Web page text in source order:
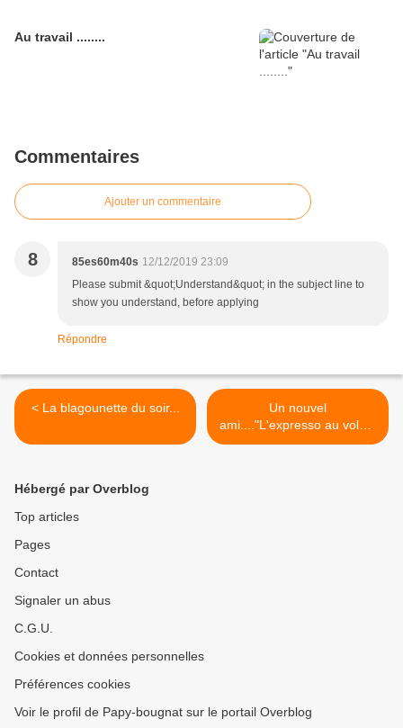
Au travail ........
Commentaires
Ajouter un commentaire
8 85es60m40s 12/12/2019 23:09
Please submit &quot;Understand&quot; in the subject line to
show you understand, before applying
Répondre
< La blagounette du soir...
Un nouvel
ami...."L'expresso au volant
" >
Hébergé par Overblog
Top articles
Pages
Contact
Signaler un abus
C.G.U.
Cookies et données personnelles
Préférences cookies
Voir le profil de Papy-bougnat sur le portail Overblog